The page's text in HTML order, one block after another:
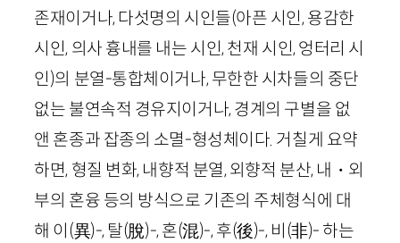
존재이거나, 다섯명의 시인들(아픈 시인, 용감한
시인, 의사 흉내를 내는 시인, 천재 시인, 엉터리 시
인)의 분열-통합체이거나, 무한한 시차들의 중단
없는 불연속적 경유지이거나, 경계의 구별을 없
앤 혼종과 잡종의 소멸-형성체이다. 거칠게 요약
하면, 형질 변화, 내향적 분열, 외향적 분산, 내・외
부의 혼융 등의 방식으로 기존의 주체형식에 대
해 이 (異)-, 탈(脫)-, 혼(混)-, 후(後)-, 비 (非)- 하는